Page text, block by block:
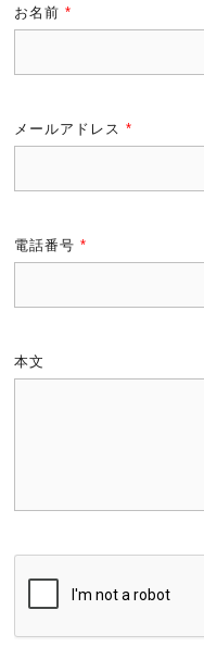
お名前 *
メールアドレス *
電話番号 *
本文